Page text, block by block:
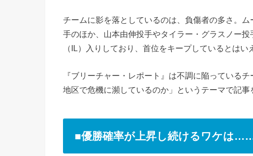
チームに影を落としているのは、負傷者の多さ。
手のほか、山本由伸投手やタイラー・グラスノー
（IL）入りしており、首位をキープしているとはい
『ブリーチャー・レポート』は不調に陥っている
地区で危機に瀕しているのか」というテーマで記事
■優勝確率が上昇し続けるワケは